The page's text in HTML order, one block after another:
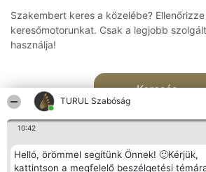
TURUL Szabóság
10:42
Helló, örömmel segítünk Önnek! 🙂Kérjük,
kattintson a megfelelő beszélgetési
Szakembert keres a közelébe? Ellenőrizze
keresőmotorunkat. Csak a legjobb
használja!
Keresés